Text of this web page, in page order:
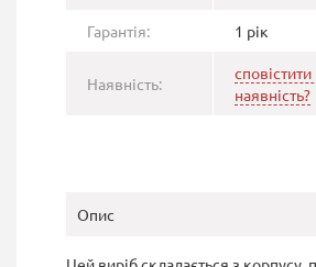
Гарантія: 1 рік
Наявність:
наявність?
Опис